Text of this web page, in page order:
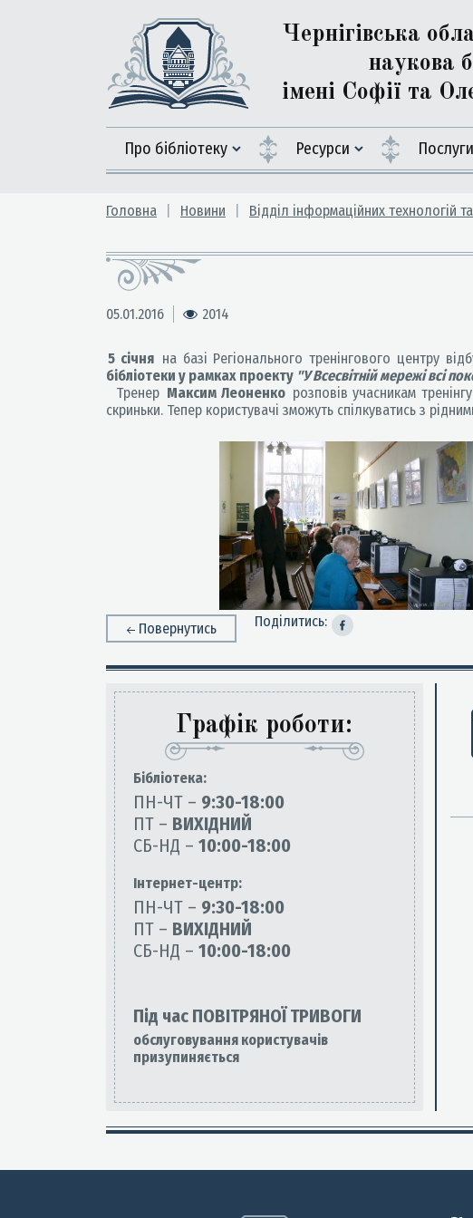
Чернігівська
наукова
імені Софії та
Про бібліотеку Ресурси Послуги
Головна Новини Відділ інформаційних технологій
05.01.2016 2014
5 січня на базі Регіонального тренінгового центру
бібліотеки у рамках проекту "У Всесвітній мережі всі
Тренер Максим Леоненко розповів учасникам
скриньки. Тепер користувачі зможуть спілкуватись з
Повернутись Поділитись:
Графік роботи:
Бiблiотека:
ПН-ЧТ – 9:30-18:00
ПТ – ВИХІДНИЙ
СБ-НД – 10:00-18:00
Інтернет-центр:
ПН-ЧТ – 9:30-18:00
ПТ – ВИХІДНИЙ
СБ-НД – 10:00-18:00
Під час ПОВІТРЯНОЇ ТРИВОГИ
обслуговування користувачів
призупиняється